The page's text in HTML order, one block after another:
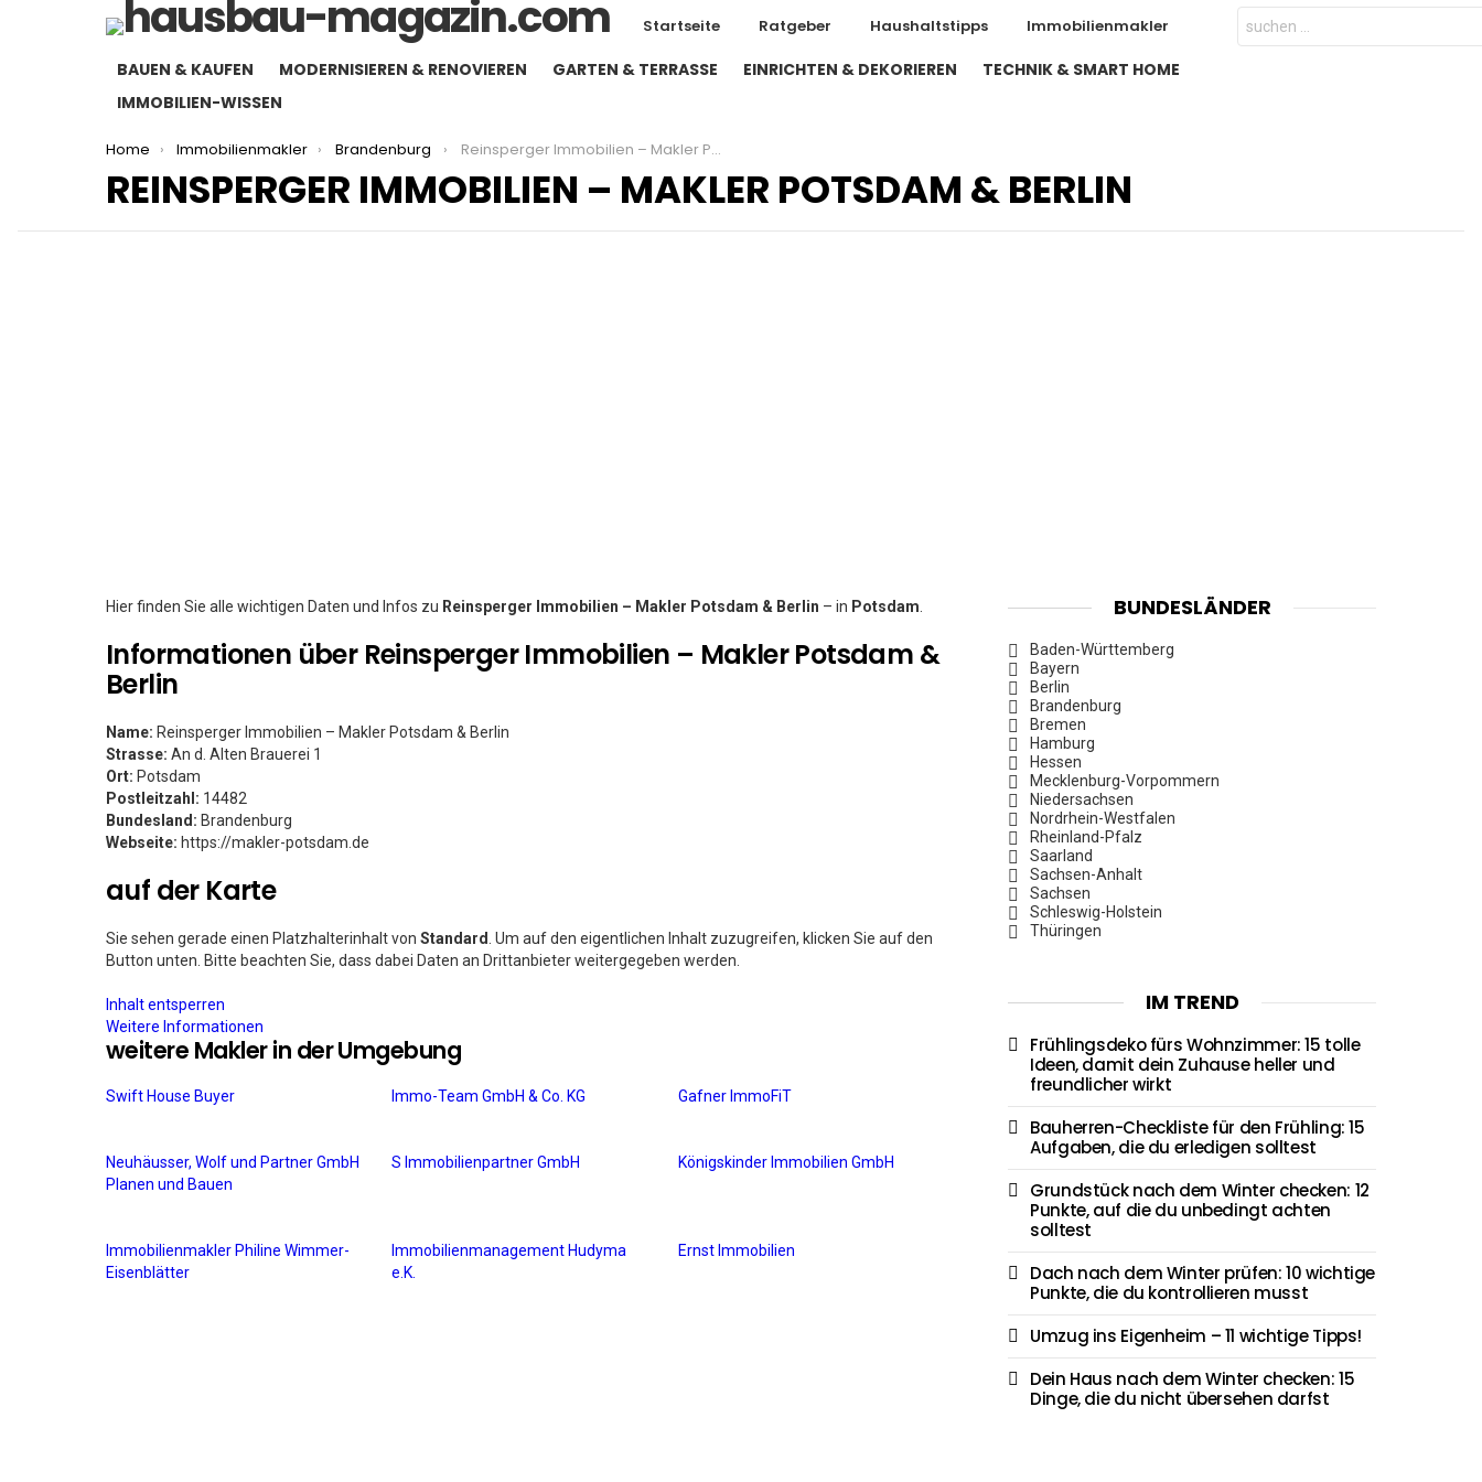
Startseite Ratgeber Haushaltstipps Immobilienmakler
Search
for:
BAUEN & KAUFEN MODERNISIEREN & RENOVIEREN GARTEN & TERRASSE EINRICHTEN & DEKORIEREN
TECHNIK & SMART HOME
IMMOBILIEN-WISSEN
You are here:
Home Immobilienmakler Brandenburg Reinsperger Immobilien – Makler Potsdam & Berlin
REINSPERGER IMMOBILIEN – MAKLER POTSDAM & BERLIN
Hier finden Sie alle wichtigen Daten und Infos zu Reinsperger Immobilien – Makler Potsdam & Berlin – in Potsdam
Informationen über Reinsperger Immobilien – Makler Potsdam &
Berlin
Name: Reinsperger Immobilien – Makler Potsdam & Berlin
Strasse: An d. Alten Brauerei 1
Ort: Potsdam
Postleitzahl: 14482
Bundesland: Brandenburg
Webseite: https://makler-potsdam.de
auf der Karte
Sie sehen gerade einen Platzhalterinhalt von Standard . Um auf den eigentlichen Inhalt zuzugreifen, klicken Sie auf den
Button unten. Bitte beachten Sie, dass dabei Daten an Drittanbieter weitergegeben werden.
Inhalt entsperren
Weitere Informationen
weitere Makler in der Umgebung
Swift House Buyer Immo-Team GmbH & Co. KG Gafner ImmoFiT
Neuhäusser, Wolf und Partner GmbH
Planen und Bauen
S Immobilienpartner GmbH Königskinder Immobilien GmbH
Immobilienmakler Philine Wimmer-
Eisenblätter
Immobilienmanagement Hudyma
e.K.
Ernst Immobilien
BUNDESLÄNDER
Baden-Württemberg
Bayern
Berlin
Brandenburg
Bremen
Hamburg
Hessen
Mecklenburg-Vorpommern
Niedersachsen
Nordrhein-Westfalen
Rheinland-Pfalz
Saarland
Sachsen-Anhalt
Sachsen
Schleswig-Holstein
Thüringen
IM TREND
Frühlingsdeko fürs Wohnzimmer: 15 tolle
Ideen, damit dein Zuhause heller und
freundlicher wirkt
Bauherren-Checkliste für den Frühling: 15
Aufgaben, die du erledigen solltest
Grundstück nach dem Winter checken: 12
Punkte, auf die du unbedingt achten
solltest
Dach nach dem Winter prüfen: 10 wichtige
Punkte, die du kontrollieren musst
Umzug ins Eigenheim – 11 wichtige Tipps!
Dein Haus nach dem Winter checken: 15
Dinge, die du nicht übersehen darfst